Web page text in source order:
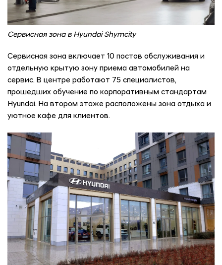
Сервисная зона в Hyundai Shymcity
Сервисная зона включает 10 постов обслуживания и
отдельную крытую зону приема автомобилей на
сервис. В центре работают 75 специалистов,
прошедших обучение по корпоративным стандартам
Hyundai. На втором этаже расположены зона отдыха и
уютное кафе для клиентов.